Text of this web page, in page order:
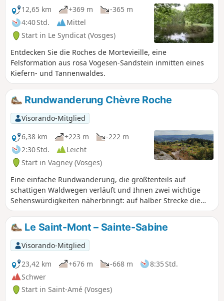
12,65 km
+369 m
-365 m
4:40 Std.
Mittel
Start in Le Syndicat (Vosges)
Entdecken Sie die Roches de Mortevieille, eine
Felsformation aus rosa Vogesen-Sandstein inmitten eines
Kiefern- und Tannenwaldes.
Rundwanderung Chèvre Roche
Visorando-Mitglied
6,38 km
+223 m
-222 m
2:30 Std.
Leicht
Start in Vagney (Vosges)
Eine einfache Rundwanderung, die größtenteils auf
schattigen Waldwegen verläuft und Ihnen zwei wichtige
Sehenswürdigkeiten näherbringt: auf halber Strecke die
überraschende Stätte des ehemaligen Steinbruchs von
Plaines mit ihrem herrlichen Ausblick auf das Tholy-Tal und
am Ende der Tour den Chèvre Roche mit seinem weiten
Panoramablick auf Vagney und das Moselotte-Tal.
Le Saint-Mont – Sainte-Sabine
Visorando-Mitglied
23,42 km
+676 m -668 m
8:35 Std.
Schwer
Start in Saint-Amé (Vosges)